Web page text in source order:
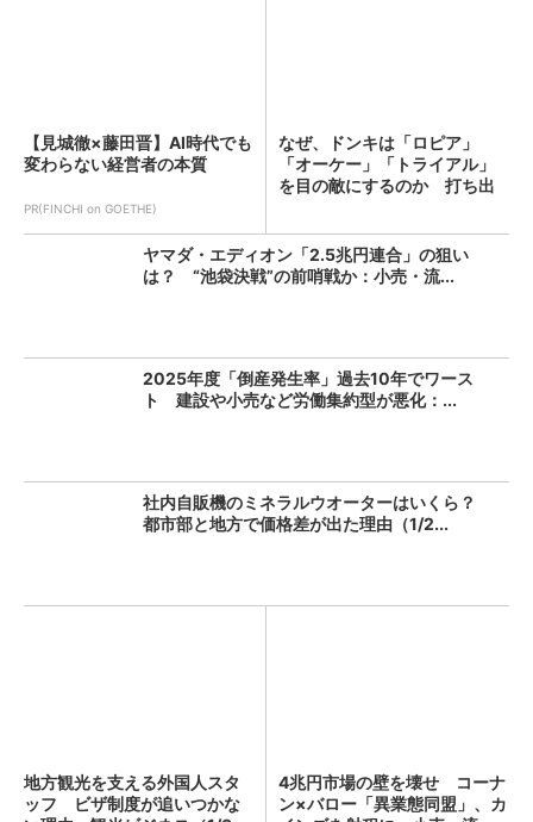
【見城徹×藤田晋】AI時代でも
変わらない経営者の本質
PR(FINCHI on GOETHE)
なぜ、ドンキは「ロピア」
「オーケー」「トライアル」
を目の敵にするのか 打ち出
ヤマダ・エディオン「2.5兆円連合」の狙い
は？ “池袋決戦”の前哨戦か：小売・流...
2025年度「倒産発生率」過去10年でワース
ト 建設や小売など労働集約型が悪化：...
社内自販機のミネラルウオーターはいくら？
都市部と地方で価格差が出た理由（1/2...
地方観光を支える外国人スタ
ッフ ビザ制度が追いつかな
4兆円市場の壁を壊せ コーナ
ン×バロー「異業態同盟」、カ